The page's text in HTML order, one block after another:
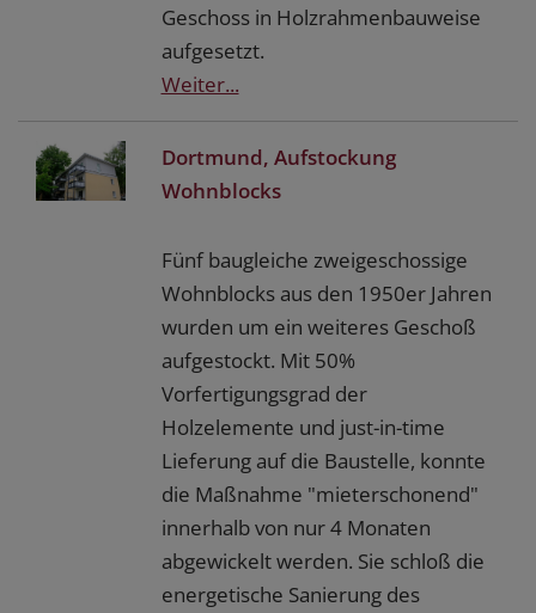
Geschoss in Holzrahmenbauweise
aufgesetzt.
Weiter...
Dortmund, Aufstockung
Wohnblocks
Fünf baugleiche zweigeschossige
Wohnblocks aus den 1950er Jahren
wurden um ein weiteres Geschoß
aufgestockt. Mit 50%
Vorfertigungsgrad der
Holzelemente und just-in-time
Lieferung auf die Baustelle, konnte
die Maßnahme "mieterschonend"
innerhalb von nur 4 Monaten
abgewickelt werden. Sie schloß die
energetische Sanierung des